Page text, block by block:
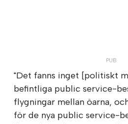
"Det fanns inget [politiskt
befintliga public service-
flygningar mellan öarna,
för de nya public service-